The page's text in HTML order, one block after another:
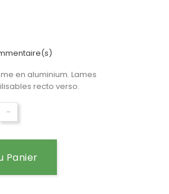
en aluminium. Lames
recto verso.
-
Panier